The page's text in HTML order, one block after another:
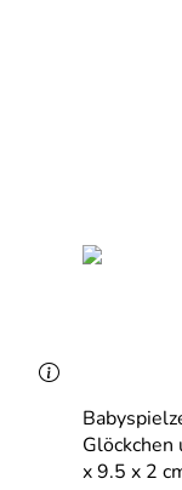
Mindestalter 6
6 Monate
x 9.5 x 2